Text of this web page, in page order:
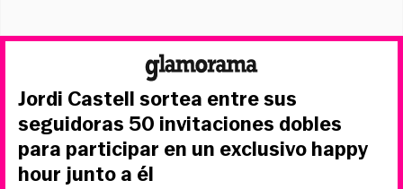
Jordi Castell sortea entre sus
seguidoras 50 invitaciones dobles
para participar en un exclusivo happy
hour junto a él